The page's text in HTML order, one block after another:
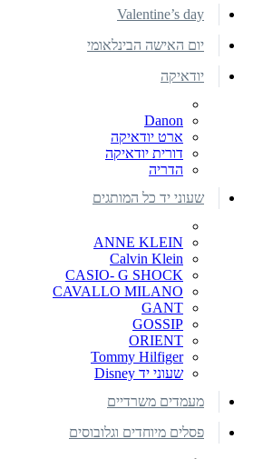
Valentine’s day
יום האישה הבינלאומי
יודאיקה
Danon
ארט יודאיקה
דורית יודאיקה
הדריה
שעוני יד כל המותגים
ANNE KLEIN
Calvin Klein
CASIO- G SHOCK
CAVALLO MILANO
GANT
GOSSIP
ORIENT
Tommy Hilfiger
שעוני יד Disney
מעמדים משרדיים
פסלים מיוחדים וגלובוסים